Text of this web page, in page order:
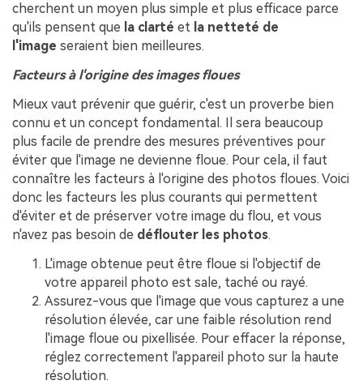
cherchent un moyen plus simple et plus efficace parce
qu'ils pensent que la clarté et la netteté de
l'image seraient bien meilleures.
Facteurs à l'origine des images floues
Mieux vaut prévenir que guérir, c'est un proverbe bien
connu et un concept fondamental. Il sera beaucoup
plus facile de prendre des mesures préventives pour
éviter que l'image ne devienne floue. Pour cela, il faut
connaître les facteurs à l'origine des photos floues. Voici
donc les facteurs les plus courants qui permettent
d'éviter et de préserver votre image du flou, et vous
n'avez pas besoin de déflouter les photos.
L'image obtenue peut être floue si l'objectif de
votre appareil photo est sale, taché ou rayé.
Assurez-vous que l'image que vous capturez a une
résolution élevée, car une faible résolution rend
l'image floue ou pixellisée. Pour effacer la réponse,
réglez correctement l'appareil photo sur la haute
résolution.